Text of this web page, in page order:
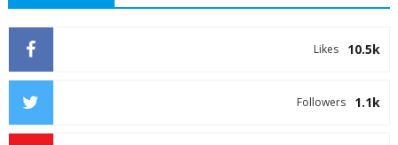
10.5k
Likes
1.1k
Followers